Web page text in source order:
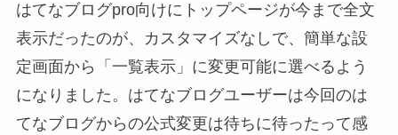
はてなブログpro向けにトップページが今まで全文
表示だったのが、カスタマイズなしで、簡単な設
定画面から「一覧表示」に変更可能に選べるよう
になりました。はてなブログユーザーは今回のは
てなブログからの公式変更は待ちに待ったって感